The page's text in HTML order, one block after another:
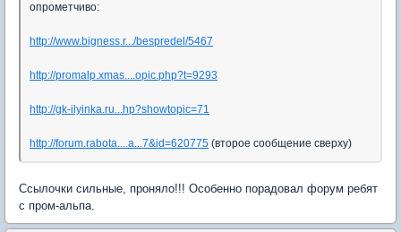
опрометчиво:
http://www.bigness.r.../bespredel/5467
http://promalp.xmas....opic.php?t=9293
http://gk-ilyinka.ru...hp?showtopic=71
http://forum.rabota....a...7&id=620775 (второе сообщение сверху)
Ссылочки сильные, проняло!!! Особенно порадовал форум ребят
с пром-альпа.